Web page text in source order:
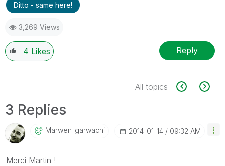
Ditto - same here!
3,269 Views
4 Likes Reply
All topics
3 Replies
Marwen_garwachi ‎2014-01-14 09:32 AM
Merci Martin !